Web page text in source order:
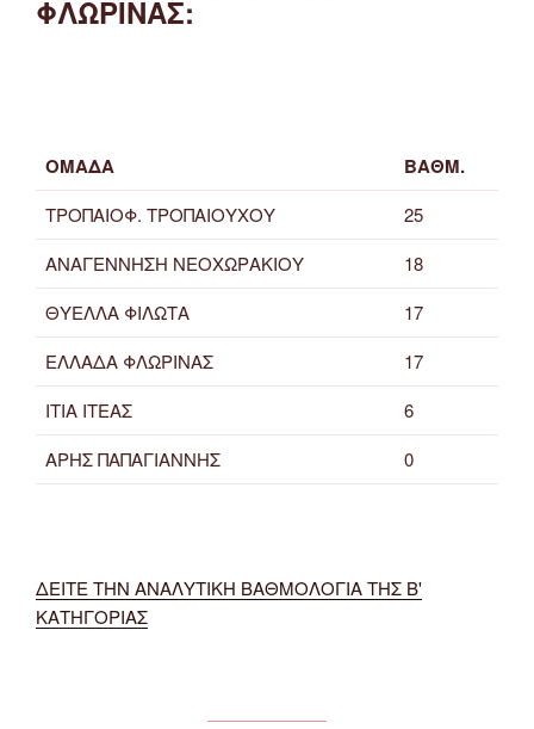
ΦΛΩΡΙΝΑΣ:
ΟΜΑΔΑ ΒΑΘΜ.
ΤΡΟΠΑΙΟΦ. ΤΡΟΠΑΙΟΥΧΟΥ
25
ΑΝΑΓΕΝΝΗΣΗ ΝΕΟΧΩΡΑΚΙΟΥ
18
ΘΥΕΛΛΑ ΦΙΛΩΤΑ
17
ΕΛΛΑΔΑ ΦΛΩΡΙΝΑΣ
17
ΙΤΙΑ ΙΤΕΑΣ
6
ΑΡΗΣ ΠΑΠΑΓΙΑΝΝΗΣ
0
ΔΕΙΤΕ ΤΗΝ ΑΝΑΛΥΤΙΚΗ ΒΑΘΜΟΛΟΓΙΑ ΤΗΣ Β'
ΚΑΤΗΓΟΡΙΑΣ